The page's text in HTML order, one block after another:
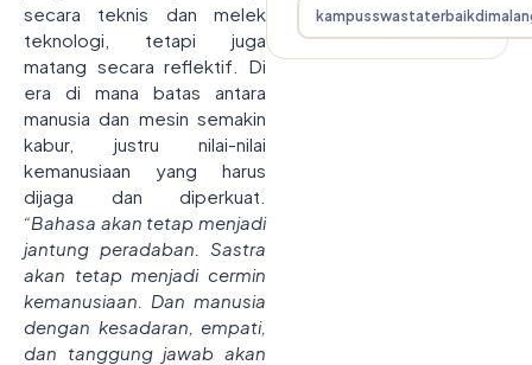
secara teknis dan melek
teknologi, tetapi juga
matang secara reflektif. Di
era di mana batas antara
manusia dan mesin semakin
kabur, justru nilai-nilai
kemanusiaan yang harus
dijaga dan diperkuat.
“Bahasa akan tetap menjadi
jantung peradaban. Sastra
akan tetap menjadi cermin
kemanusiaan. Dan manusia
dengan kesadaran, empati,
dan tanggung jawab akan